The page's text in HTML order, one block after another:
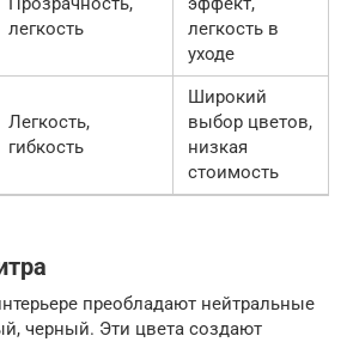
легкость
легкость в
уходе
Легкость,
гибкость
Широкий
выбор цветов,
низкая
стоимость
преобладают нейтральные
черный. Эти цвета создают